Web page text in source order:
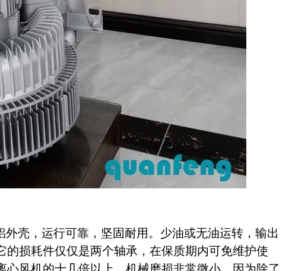
壳，运行可靠，坚固耐用。少油或无油运转，输出
损耗件仅仅是两个轴承，在保质期内可免维护使